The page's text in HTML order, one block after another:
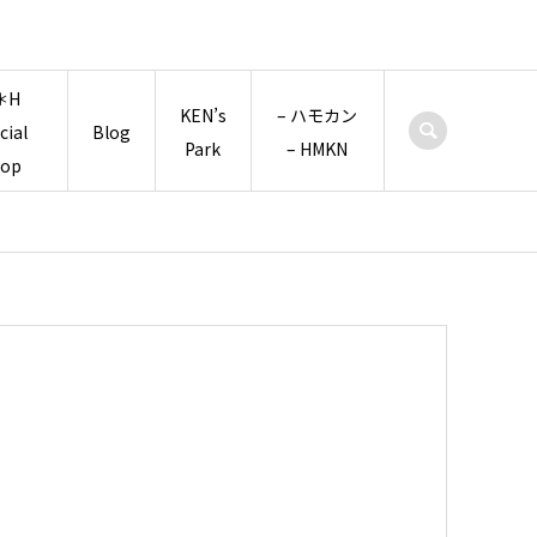
H
Blog
KEN’s
Park
– ハモカン
– HMKN